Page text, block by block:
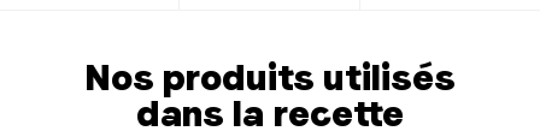
Nos produits utilisés
dans la recette